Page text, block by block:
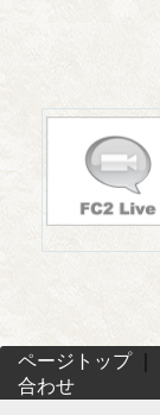
ページトップ｜
合わせ